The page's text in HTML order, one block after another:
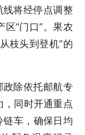
将经停点调整
“门口”。果农
枝头到登机”的
除依托邮航专
，同时开通重点
车，确保日均